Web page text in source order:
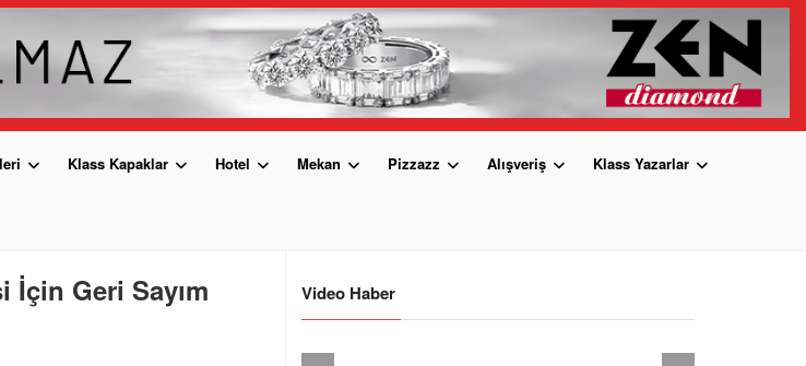
Klass Kapaklar Hotel Mekan Pizzazz Alışveriş Klass Yazarlar
İçin Geri Sayım
Video Haber